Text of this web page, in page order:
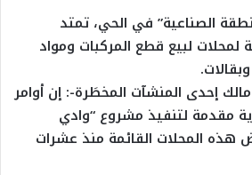
الصناعية” في الحي، تمتد
لمحلات لبيع قطع المركبات ومواد
إحدى المنشآت المخطَرة-: إن أوامر
مقدمة لتنفيذ مشروع “وادي
هذه المحلات القائمة منذ عشرات